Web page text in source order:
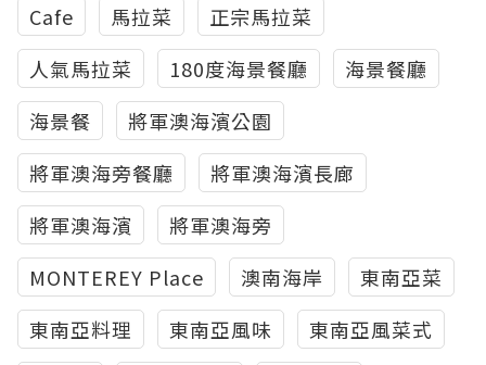
Cafe
馬拉菜
正宗馬拉菜
人氣馬拉菜
180度海景餐廳
海景餐廳
海景餐
將軍澳海濱公園
將軍澳海旁餐廳
將軍澳海濱長廊
將軍澳海濱
將軍澳海旁
MONTEREY Place
澳南海岸
東南亞菜
東南亞料理
東南亞風味
東南亞風菜式